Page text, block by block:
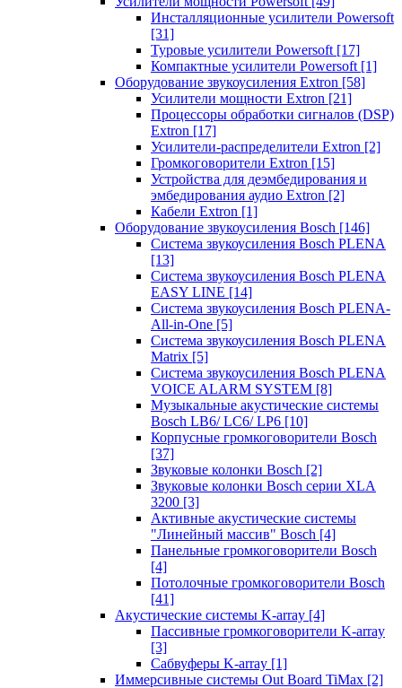
Инсталляционные усилители Powersoft
[31]
Туровые усилители Powersoft [17]
Компактные усилители Powersoft [1]
Оборудование звукоусиления Extron [58]
Усилители мощности Extron [21]
Процессоры обработки сигналов (DSP)
Extron [17]
Усилители-распределители Extron [2]
Громкоговорители Extron [15]
Устройства для деэмбедирования и
эмбедирования аудио Extron [2]
Кабели Extron [1]
Оборудование звукоусиления Bosch [146]
Система звукоусиления Bosch PLENA
[13]
Система звукоусиления Bosch PLENA
EASY LINE [14]
Система звукоусиления Bosch PLENA-
All-in-One [5]
Система звукоусиления Bosch PLENA
Matrix [5]
Система звукоусиления Bosch PLENA
VOICE ALARM SYSTEM [8]
Музыкальные акустические системы
Bosch LB6/ LC6/ LP6 [10]
Корпусные громкоговорители Bosch
[37]
Звуковые колонки Bosch [2]
Звуковые колонки Bosch серии XLA
3200 [3]
Активные акустические системы
"Линейный массив" Bosch [4]
Панельные громкоговорители Bosch
[4]
Потолочные громкоговорители Bosch
[41]
Акустические системы K-array [4]
Пассивные громкоговорители K-array
[3]
Сабвуферы K-array [1]
Иммерсивные системы Out Board TiMax [2]